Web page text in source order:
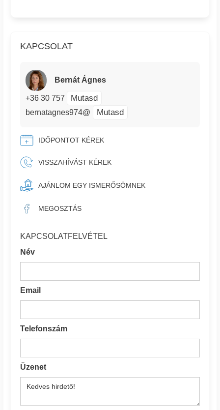
KAPCSOLAT
Bernát Ágnes
+36 30 757 Mutasd
bernatagnes974@ Mutasd
IDŐPONTOT KÉREK
VISSZAHÍVÁST KÉREK
AJÁNLOM EGY ISMERŐSÖMNEK
MEGOSZTÁS
KAPCSOLATFELVÉTEL
Név
Email
Telefonszám
Üzenet